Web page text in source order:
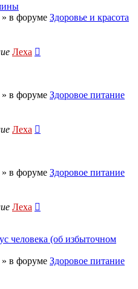
» в форуме Здоровье и красота
Леха
» в форуме Здоровое питание
Леха
» в форуме Здоровое питание
Леха
человека (об избыточном
» в форуме Здоровое питание